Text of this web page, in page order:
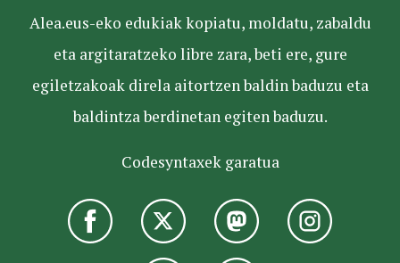
Alea.eus-eko edukiak kopiatu, moldatu, zabaldu
eta argitaratzeko libre zara, beti ere, gure
egiletzakoak direla aitortzen baldin baduzu eta
baldintza berdinetan egiten baduzu.
Codesyntaxek garatua